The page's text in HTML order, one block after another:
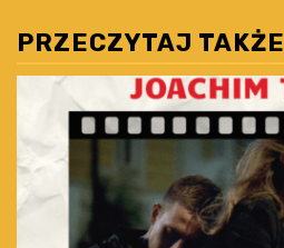
PRZECZYTAJ TAKŻE